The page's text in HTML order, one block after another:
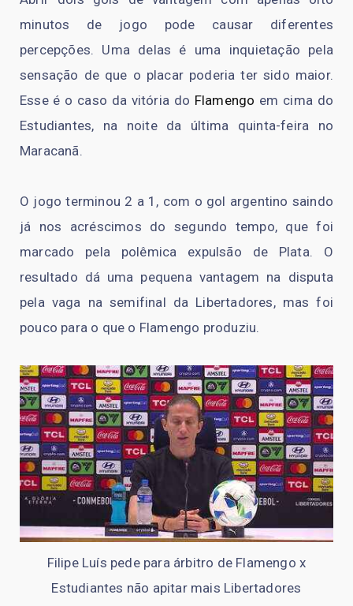
minutos de jogo pode causar diferentes
percepções. Uma delas é uma inquietação pela
sensação de que o placar poderia ter sido maior.
Esse é o caso da vitória do Flamengo em cima do
Estudiantes, na noite da última quinta-feira no
Maracanã.
O jogo terminou 2 a 1, com o gol argentino saindo
já nos acréscimos do segundo tempo, que foi
marcado pela polêmica expulsão de Plata. O
resultado dá uma pequena vantagem na disputa
pela vaga na semifinal da Libertadores, mas foi
pouco para o que o Flamengo produziu.
Filipe Luís pede para árbitro de Flamengo x
Estudiantes não apitar mais Libertadores